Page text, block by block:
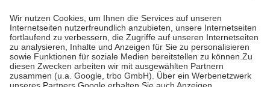
höchstens zehn Euro.
Es sind jedoch nie mehr als die tatsächlichen
Kosten der Leistung zu entrichten.
Diese Regeln gelten grundsätzlich auch für Online-Apotheken.
Bei Heilmitteln und häuslicher Krankenpflege beträgt die
Zuzahlung zehn Prozent der Kosten sowie zehn Euro je
Verordnung.